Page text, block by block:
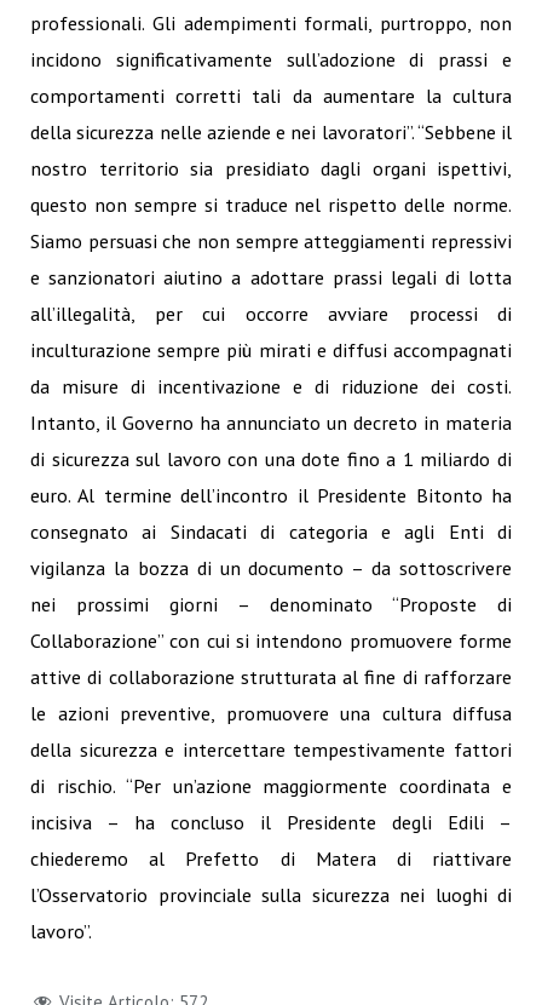
professionali. Gli adempimenti formali, purtroppo, non
incidono significativamente sull’adozione di prassi e
comportamenti corretti tali da aumentare la cultura
della sicurezza nelle aziende e nei lavoratori”. “Sebbene il
nostro territorio sia presidiato dagli organi ispettivi,
questo non sempre si traduce nel rispetto delle norme.
Siamo persuasi che non sempre atteggiamenti repressivi
e sanzionatori aiutino a adottare prassi legali di lotta
all’illegalità, per cui occorre avviare processi di
inculturazione sempre più mirati e diffusi accompagnati
da misure di incentivazione e di riduzione dei costi.
Intanto, il Governo ha annunciato un decreto in materia
di sicurezza sul lavoro con una dote fino a 1 miliardo di
euro. Al termine dell’incontro il Presidente Bitonto ha
consegnato ai Sindacati di categoria e agli Enti di
vigilanza la bozza di un documento – da sottoscrivere
nei prossimi giorni – denominato “Proposte di
Collaborazione” con cui si intendono promuovere forme
attive di collaborazione strutturata al fine di rafforzare
le azioni preventive, promuovere una cultura diffusa
della sicurezza e intercettare tempestivamente fattori
di rischio. “Per un’azione maggiormente coordinata e
incisiva – ha concluso il Presidente degli Edili –
chiederemo al Prefetto di Matera di riattivare
l’Osservatorio provinciale sulla sicurezza nei luoghi di
lavoro”.